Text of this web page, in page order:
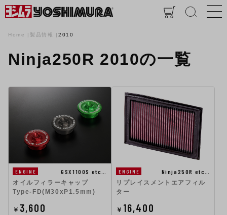
Home 製品情報 2010
Ninja250R 2010の一覧
ENGINE
GSX1100S etc…
オイルフィラーキャップ
Type-FD(M30xP1.5mm)
￥ 3,600
ENGINE
Ninja250R etc…
リプレイスメントエアフィル
ター
￥ 16,400